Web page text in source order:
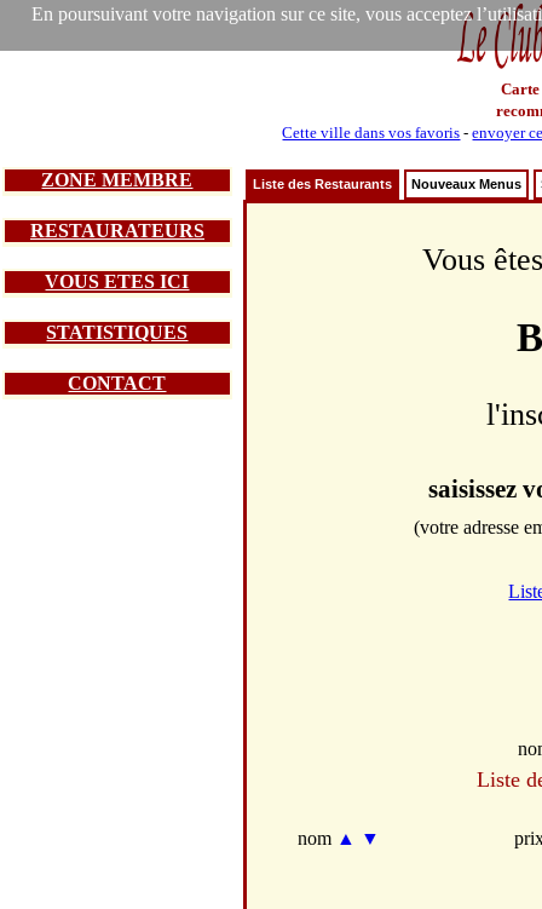
En poursuivant votre navigation sur ce site, vous acceptez
Carte
Cette ville dans vos favoris -envoyer
ZONE MEMBRE
RESTAURATEURS
VOUS ETES ICI
STATISTIQUES
CONTACT
Liste des Restaurants Nouveaux Menus
Vous
saisissez
(votre adresse
Liste
nom ▲ ▼